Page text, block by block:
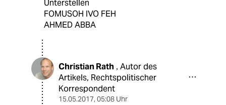
Unterstellen
FOMUSOH IVO FEH
AHMED ABBA
Christian Rath , Autor des
Artikels, Rechtspolitischer
Korrespondent
15.05.2017, 05:08 Uhr